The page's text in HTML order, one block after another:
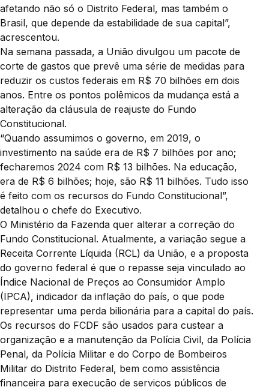
afetando não só o Distrito Federal, mas também o
Brasil, que depende da estabilidade de sua capital”,
acrescentou.
Na semana passada, a União divulgou um pacote de
corte de gastos que prevê uma série de medidas para
reduzir os custos federais em R$ 70 bilhões em dois
anos. Entre os pontos polêmicos da mudança está a
alteração da cláusula de reajuste do Fundo
Constitucional.
“Quando assumimos o governo, em 2019, o
investimento na saúde era de R$ 7 bilhões por ano;
fecharemos 2024 com R$ 13 bilhões. Na educação,
era de R$ 6 bilhões; hoje, são R$ 11 bilhões. Tudo isso
é feito com os recursos do Fundo Constitucional”,
detalhou o chefe do Executivo.
O Ministério da Fazenda quer alterar a correção do
Fundo Constitucional. Atualmente, a variação segue a
Receita Corrente Líquida (RCL) da União, e a proposta
do governo federal é que o repasse seja vinculado ao
Índice Nacional de Preços ao Consumidor Amplo
(IPCA), indicador da inflação do país, o que pode
representar uma perda bilionária para a capital do país.
Os recursos do FCDF são usados para custear a
organização e a manutenção da Polícia Civil, da Polícia
Penal, da Polícia Militar e do Corpo de Bombeiros
Militar do Distrito Federal, bem como assistência
financeira para execução de serviços públicos de